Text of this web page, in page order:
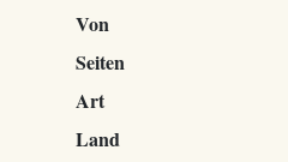
Von
Seiten
Art
Land